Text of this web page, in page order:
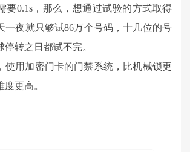
要0.1s，那么，想通过试验的方式取得
一夜就只够试86万个号码，十几位的号
转之日都试不完。
使用加密门卡的门禁系统，比机械锁更
更高。